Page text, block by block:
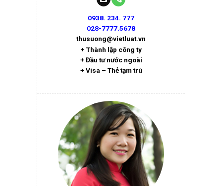
0938. 234. 777
028-7777.5678
thusuong@vietluat.vn
+ Thành lập công ty
+ Đầu tư nước ngoài
+ Visa – Thẻ tạm trú